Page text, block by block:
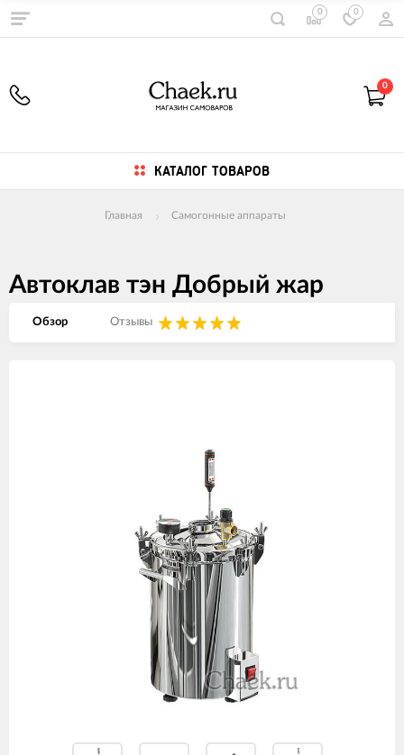
0 0
0
КАТАЛОГ ТОВАРОВ
Главная Самогонные аппараты
Автоклав тэн Добрый жар
Обзор Отзывы